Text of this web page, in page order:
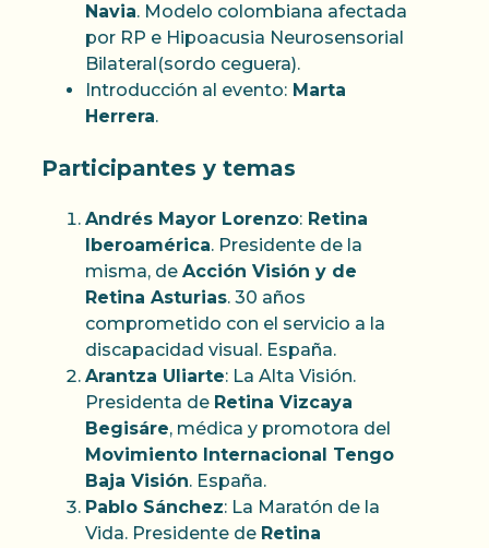
Navia. Modelo colombiana afectada
por RP e Hipoacusia Neurosensorial
Bilateral(sordo ceguera).
Introducción al evento: Marta
Herrera.
Participantes y temas
Andrés Mayor Lorenzo: Retina
Iberoamérica. Presidente de la
misma, de Acción Visión y de
Retina Asturias. 30 años
comprometido con el servicio a la
discapacidad visual. España.
Arantza Uliarte: La Alta Visión.
Presidenta de Retina Vizcaya
Begisáre, médica y promotora del
Movimiento Internacional Tengo
Baja Visión. España.
Pablo Sánchez: La Maratón de la
Vida. Presidente de Retina